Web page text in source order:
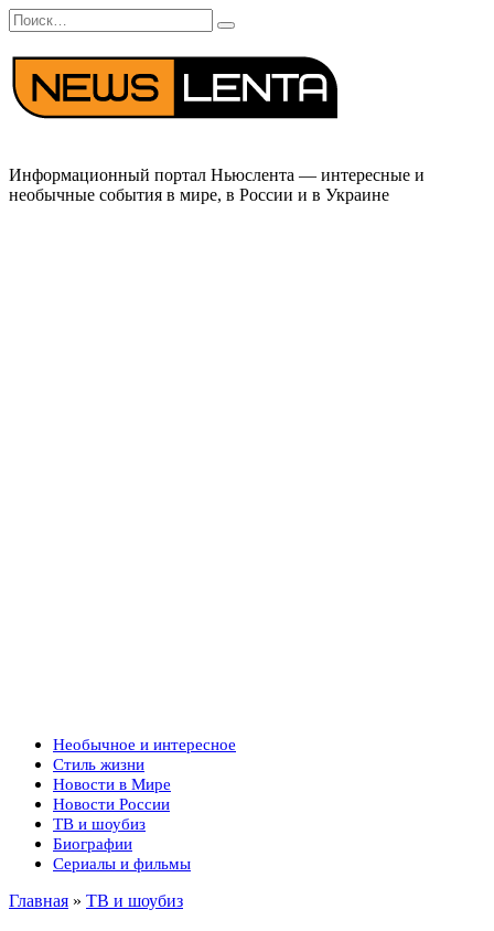
Перейти
к
содержанию
Search
for:
Информационный портал Ньюслента — интересные и
необычные события в мире, в России и в Украине
Необычное и интересное
Стиль жизни
Новости в Мире
Новости России
ТВ и шоубиз
Биографии
Сериалы и фильмы
Главная » ТВ и шоубиз